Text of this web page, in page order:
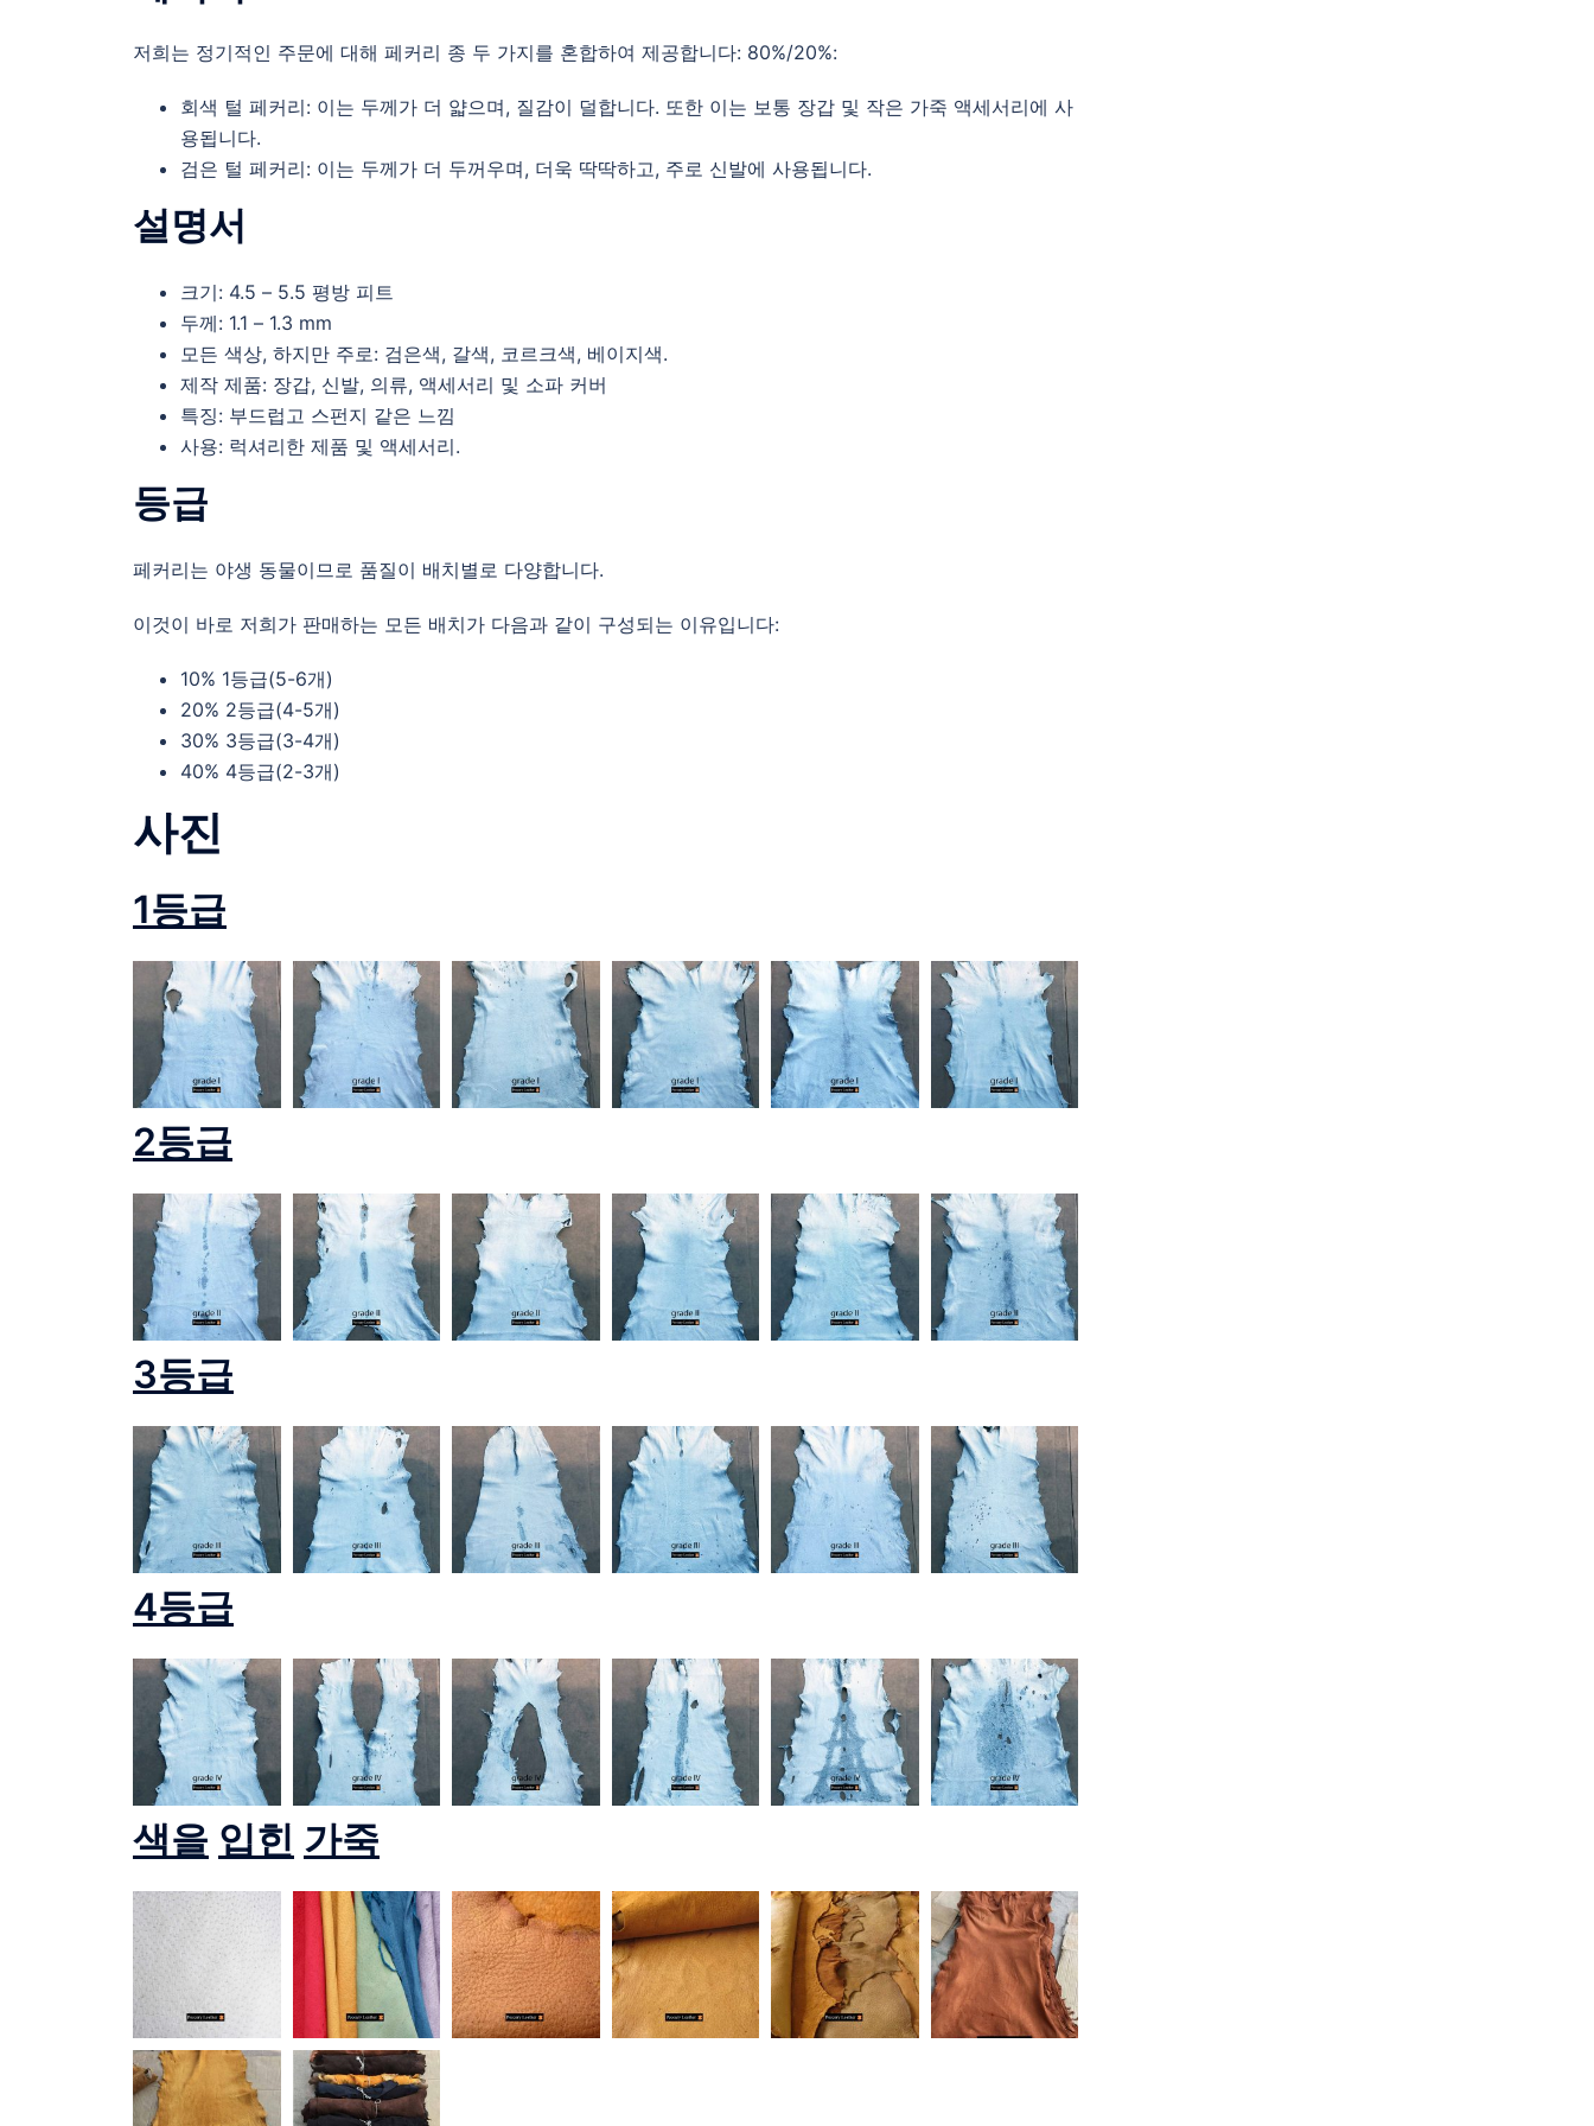
저희는 정기적인 주문에 대해 페커리 종 두 가지를 혼합하여 제공합니다: 80%/20%:
회색 털 페커리: 이는 두께가 더 얇으며, 질감이 덜합니다. 또한 이는 보통 장갑 및 작은 가죽 액세서리에 사
용됩니다.
검은 털 페커리: 이는 두께가 더 두꺼우며, 더욱 딱딱하고, 주로 신발에 사용됩니다.
설명서
크기: 4.5 – 5.5 평방 피트
두께: 1.1 – 1.3 mm
모든 색상, 하지만 주로: 검은색, 갈색, 코르크색, 베이지색.
제작 제품: 장갑, 신발, 의류, 액세서리 및 소파 커버
특징: 부드럽고 스펀지 같은 느낌
사용: 럭셔리한 제품 및 액세서리.
등급
페커리는 야생 동물이므로 품질이 배치별로 다양합니다.
이것이 바로 저희가 판매하는 모든 배치가 다음과 같이 구성되는 이유입니다:
10% 1등급(5-6개)
20% 2등급(4-5개)
30% 3등급(3-4개)
40% 4등급(2-3개)
사진
1등급
2등급
3등급
4등급
색을 입힌 가죽